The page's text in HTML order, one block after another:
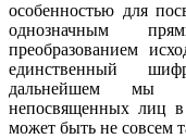
особенностью для
однозначным
преобразованием
единственный
дальнейшем мы
непосвященных лиц в
может быть не совсем